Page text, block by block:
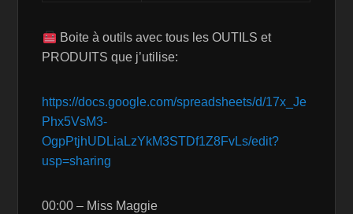
Boite à outils avec tous les OUTILS et
PRODUITS que j’utilise:
https://docs.google.com/spreadsheets/d/17x_Je
Phx5VsM3-
OgpPtjhUDLiaLzYkM3STDf1Z8FvLs/edit?
usp=sharing
00:00 – Miss Maggie